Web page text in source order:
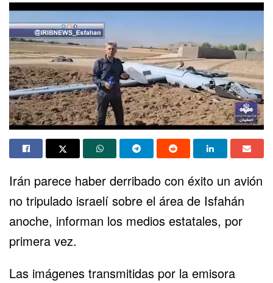
Irán parece haber derribado con éxito un avión
no tripulado israelí sobre el área de Isfahán
anoche, informan los medios estatales, por
primera vez.
Las imágenes transmitidas por la emisora